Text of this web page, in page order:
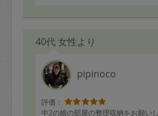
40代 女性より
pipinoco
評価：
中2の娘の部屋の整理収納をお願い